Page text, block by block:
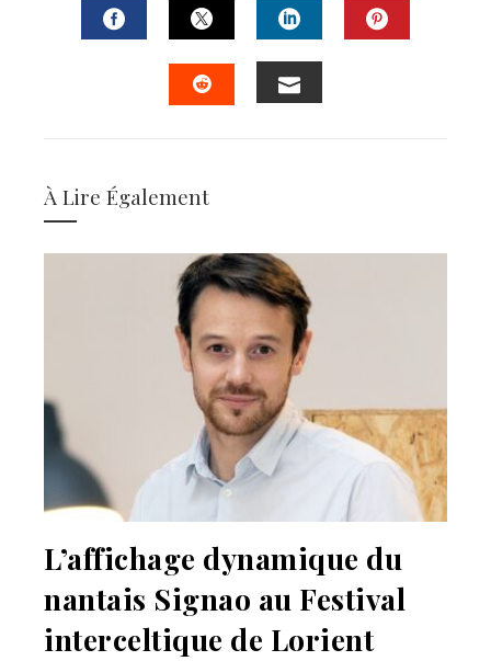
FACEBOOKTWITTERLINKEDIN
À Lire Également
L’affichage dynamique du
nantais Signao au Festival
interceltique de Lorient